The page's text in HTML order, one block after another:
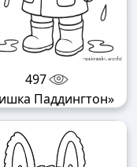
497
Паддингтон»